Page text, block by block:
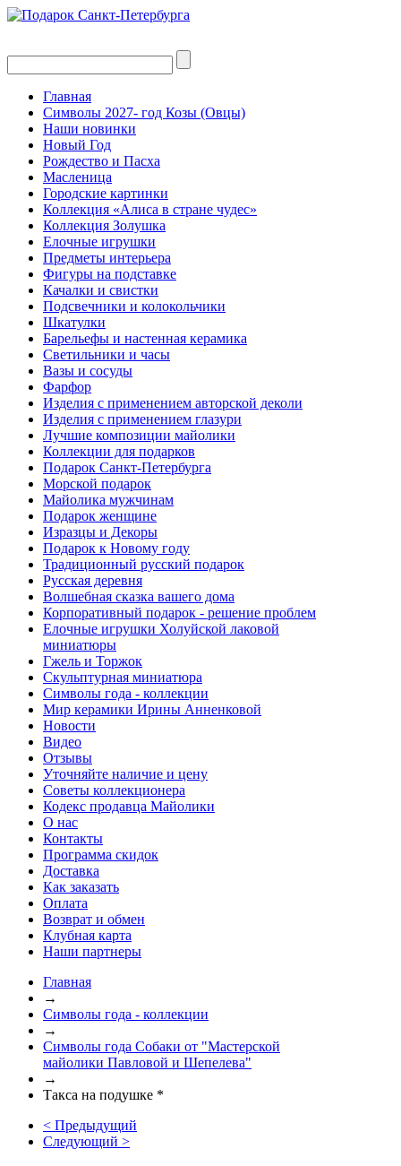
Главная
Символы 2027- год Козы (Овцы)
Наши новинки
Новый Год
Рождество и Пасха
Масленица
Городские картинки
Коллекция «Алиса в стране чудес»
Коллекция Золушка
Елочные игрушки
Предметы интерьера
Фигуры на подставке
Качалки и свистки
Подсвечники и колокольчики
Шкатулки
Барельефы и настенная керамика
Светильники и часы
Вазы и сосуды
Фарфор
Изделия с применением авторской деколи
Изделия с применением глазури
Лучшие композиции майолики
Коллекции для подарков
Подарок Санкт-Петербурга
Морской подарок
Майолика мужчинам
Подарок женщине
Изразцы и Декоры
Подарок к Новому году
Традиционный русский подарок
Русская деревня
Волшебная сказка вашего дома
Корпоративный подарок - решение проблем
Елочные игрушки Холуйской лаковой
миниатюры
Гжель и Торжок
Скульптурная миниатюра
Символы года - коллекции
Мир керамики Ирины Анненковой
Новости
Видео
Отзывы
Уточняйте наличие и цену
Советы коллекционера
Кодекс продавца Майолики
О нас
Контакты
Программа скидок
Доставка
Как заказать
Оплата
Возврат и обмен
Клубная карта
Наши партнеры
Главная
→
Символы года - коллекции
→
Символы года Собаки от "Мастерской
майолики Павловой и Шепелева"
→
Такса на подушке *
< Предыдущий
Следующий >